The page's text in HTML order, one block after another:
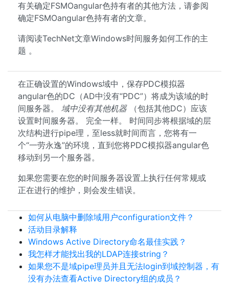
有关确定FSMOangular色持有者的其他方法，请参阅
确定FSMOangular色持有者的文章。
请阅读TechNet文章Windows时间服务如何工作的主
题 。
在正确设置的Windows域中，保存PDC模拟器
angular色的DC（AD中没有“PDC”）将成为该域的时
间服务器。 域中没有其他机器（包括其他DC）应该
设置时间服务器。 完全一样。 时间同步将根据域的层
次结构进行pipe理，至less就时间而言，您将有一
个“一劳永逸”的环境，直到您将PDC模拟器angular色
移动到另一个服务器。
如果您需要在您的时间服务器设置上执行任何常规或
正在进行的维护，则会发生错误。
如何从电脑中删除域用户configuration文件？
活动目录解释
Windows Active Directory命名最佳实践？
我怎样才能找出我的LDAP连接string？
如果您不是域pipe理员并且无法login到域控制器，有
没有办法查看Active Directory组的成员？